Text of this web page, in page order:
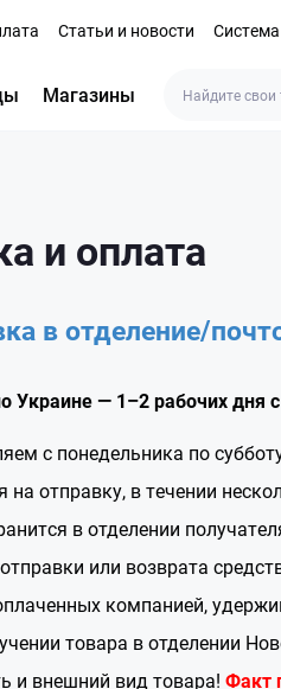
Статьи и новости
Магазины
и оплата
в отделение/
Украине — 1–2 рабочих дня
с понедельника по
на отправку, в течении
в отделении
или возврата
компанией,
товара в отделении
и внешний вид товара! Факт